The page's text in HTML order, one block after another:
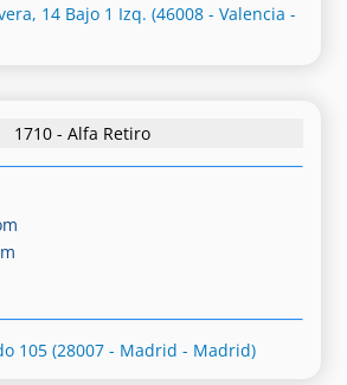
14 Bajo 1 Izq. (46008 - Valencia -
1710 - Alfa Retiro
105 (28007 - Madrid - Madrid)